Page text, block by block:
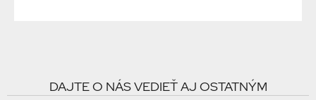
DAJTE O NÁS VEDIEŤ AJ OSTATNÝM